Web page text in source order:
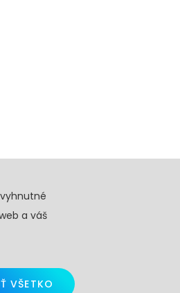
a váš
VŠETKO